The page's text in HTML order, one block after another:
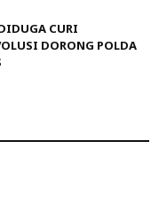
CURI
DORONG POLDA